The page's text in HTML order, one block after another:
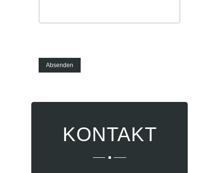
Absenden
KONTAKT